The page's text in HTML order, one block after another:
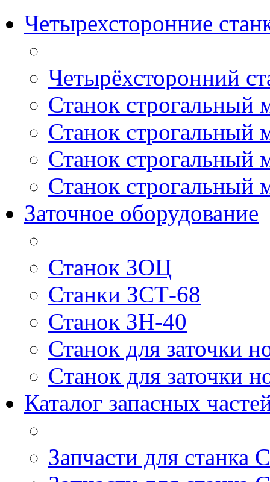
Четырехсторонние
Четырёхсторонний
Станок
Станок
Станок
Станок строгальный
Заточное оборудование
Станок ЗОЦ
Станки ЗСТ-68
Станок ЗН-40
Станок для заточки
Cтанок для заточки
Каталог запасных
Запчасти для станка